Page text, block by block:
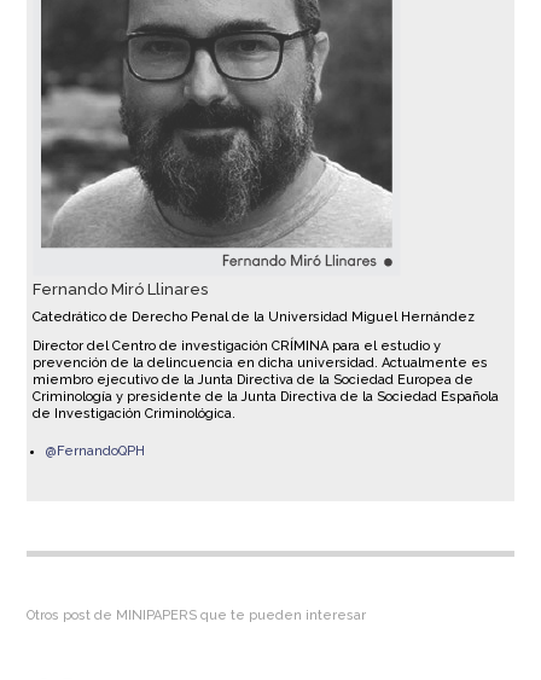
Fernando Miró Llinares
Catedrático de Derecho Penal de la Universidad Miguel Hernández
Director del Centro de investigación CRÍMINA para el estudio y
prevención de la delincuencia en dicha universidad. Actualmente es
miembro ejecutivo de la Junta Directiva de la Sociedad Europea de
Criminología y presidente de la Junta Directiva de la Sociedad Española
de Investigación Criminológica.
@FernandoQPH
Otros post de MINIPAPERS que te pueden interesar